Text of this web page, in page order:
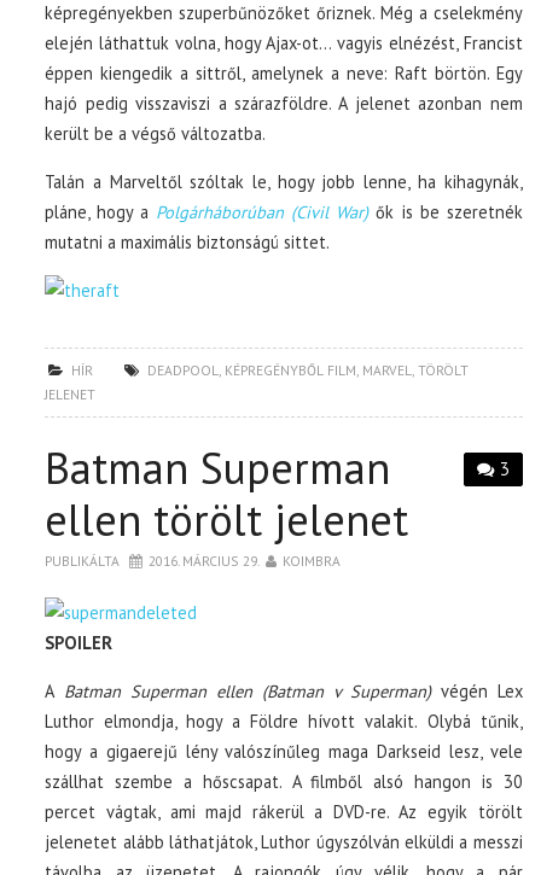
képregényekben szuperbűnözőket őriznek. Még a cselekmény
elején láthattuk volna, hogy Ajax-ot… vagyis elnézést, Francist
éppen kiengedik a sittről, amelynek a neve: Raft börtön. Egy
hajó pedig visszaviszi a szárazföldre. A jelenet azonban nem
került be a végső változatba.
Talán a Marveltől szóltak le, hogy jobb lenne, ha kihagynák,
pláne, hogy a Polgárháborúban (Civil War)ők is be szeretnék
mutatni a maximális biztonságú sittet.
HÍR DEADPOOL, KÉPREGÉNYBŐL FILM, MARVEL,TÖRÖLT
JELENET
3
Batman Superman
ellen törölt jelenet
PUBLIKÁLTA 2016. MÁRCIUS 29. KOIMBRA
SPOILER
ABatman Superman ellen (Batman v Superman)végén Lex
Luthor elmondja, hogy a Földre hívott valakit. Olybá tűnik,
hogy a gigaerejű lény valószínűleg maga Darkseid lesz, vele
szállhat szembe a hőscsapat. A filmből alsó hangon is 30
percet vágtak, ami majd rákerül a DVD-re. Az egyik törölt
jelenetet alább láthatjátok, Luthor úgyszólván elküldi a messzi